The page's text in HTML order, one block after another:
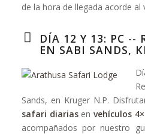
de la hora de llegada acorde al
DÍA 12 Y 13: PC --
EN SABI SANDS,
Sands, en Kruger N.P.
safari diariasenvehículos
acompañados por nuestro